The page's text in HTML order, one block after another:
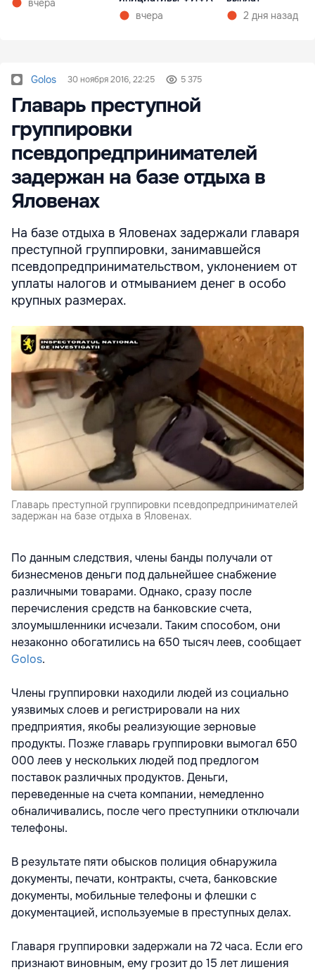
вчера
вчера
2 дня назад
Golos 30 ноября 2016, 22:25 5 375
Главарь преступной
группировки
псевдопредпринимателей
задержан на базе отдыха в
Яловенах
На базе отдыха в Яловенах задержали главаря
преступной группировки, занимавшейся
псевдопредпринимательством, уклонением от
уплаты налогов и отмыванием денег в особо
крупных размерах.
Главарь преступной группировки псевдопредпринимателей
задержан на базе отдыха в Яловенах.
По данным следствия, члены банды получали от
бизнесменов деньги под дальнейшее снабжение
различными товарами. Однако, сразу после
перечисления средств на банковские счета,
злоумышленники исчезали. Таким способом, они
незаконно обогатились на 650 тысяч леев, сообщает
Golos.
Члены группировки находили людей из социально
уязвимых слоев и регистрировали на них
предприятия, якобы реализующие зерновые
продукты. Позже главарь группировки вымогал 650
000 леев у нескольких людей под предлогом
поставок различных продуктов. Деньги,
переведенные на счета компании, немедленно
обналичивались, после чего преступники отключали
телефоны.
В результате пяти обысков полиция обнаружила
документы, печати, контракты, счета, банковские
документы, мобильные телефоны и флешки с
документацией, используемые в преступных делах.
Главаря группировки задержали на 72 часа. Если его
признают виновным, ему грозит до 15 лет лишения